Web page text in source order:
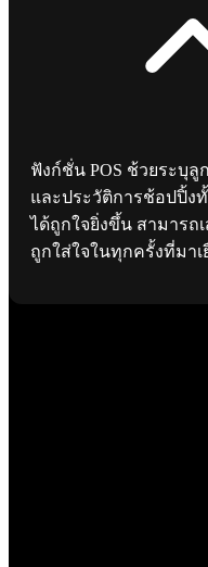
ฟังก์ชั่น POS ช้วยระบุลู
และประวัติการช้อปปิ้ง
ได้ถูกใจยิ่งขึ้น สามารถ
ถูกใส่ใจในทุกครั้งที่มา